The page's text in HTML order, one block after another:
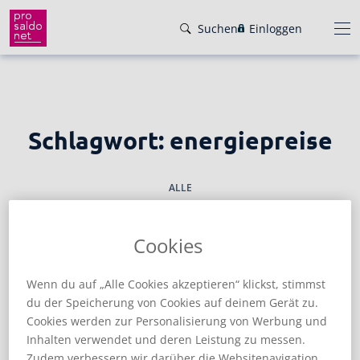
Direkt
zum
Inhalt
Mail, Telefon oder Live-Chat.
Unser Hilfeangebot
Rechnungen schreiben
Rechnungen im Handumdrehen
Gründer-Paket
Rückenwind für den Weg in die
Selbstständigkeit: ProSaldo.net für
Effiziente Zusammenarbeit
Facebook
Instagram
LinkedIn
YouTube
Suchen Einloggen
Schlagwort: energiepreise
ALLE
ALLGEMEIN BUCHHALTUNG FAKTURIERUNG SELBSTSTÄNDIGE
STEUERNTIPPS
Cookies
Wenn du auf „Alle Cookies akzeptieren“ klickst, stimmst
du der Speicherung von Cookies auf deinem Gerät zu.
Cookies werden zur Personalisierung von Werbung und
Inhalten verwendet und deren Leistung zu messen.